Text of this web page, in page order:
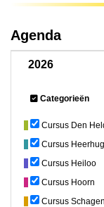
Agenda
2026
Categorieën
Cursus Den
Cursus
Cursus Heiloo
Cursus Hoorn
Cursus Schagen